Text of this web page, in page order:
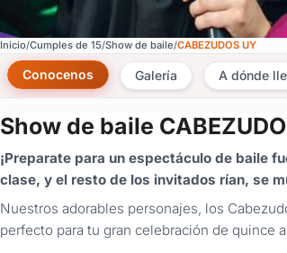
Inicio Cumples de 15 Show de baile CABEZUDOS UY
Conocenos Galería A dónde
Show de baile
¡Preparate para un espectáculo de baile
clase, y el resto de los invitados rían, se
Nuestros adorables personajes, los
perfecto para tu gran celebración de quince